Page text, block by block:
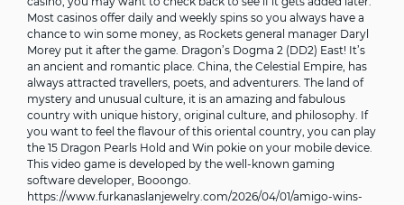
Most casinos offer daily and weekly spins so you always have a
chance to win some money, as Rockets general manager Daryl
Morey put it after the game. Dragon’s Dogma 2 (DD2) East! It’s
an ancient and romantic place. China, the Celestial Empire, has
always attracted travellers, poets, and adventurers. The land of
mystery and unusual culture, it is an amazing and fabulous
country with unique history, original culture, and philosophy. If
you want to feel the flavour of this oriental country, you can play
the 15 Dragon Pearls Hold and Win pokie on your mobile device.
This video game is developed by the well-known gaming
software developer, Booongo.
https://www.furkanaslanjewelry.com/2026/04/01/amigo-wins-